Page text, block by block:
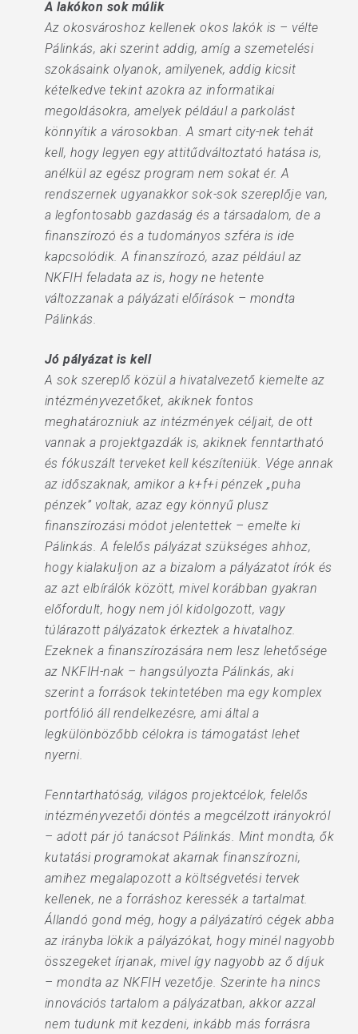
A lakókon sok múlik
Az okosvároshoz kellenek okos lakók is – vélte
Pálinkás, aki szerint addig, amíg a szemetelési
szokásaink olyanok, amilyenek, addig kicsit
kételkedve tekint azokra az informatikai
megoldásokra, amelyek például a parkolást
könnyítik a városokban. A smart city-nek tehát
kell, hogy legyen egy attitűdváltoztató hatása is,
anélkül az egész program nem sokat ér. A
rendszernek ugyanakkor sok-sok szereplője van,
a legfontosabb gazdaság és a társadalom, de a
finanszírozó és a tudományos szféra is ide
kapcsolódik. A finanszírozó, azaz például az
NKFIH feladata az is, hogy ne hetente
változzanak a pályázati előírások – mondta
Pálinkás.
Jó pályázat is kell
A sok szereplő közül a hivatalvezető kiemelte az
intézményvezetőket, akiknek fontos
meghatározniuk az intézmények céljait, de ott
vannak a projektgazdák is, akiknek fenntartható
és fókuszált terveket kell készíteniük. Vége annak
az időszaknak, amikor a k+f+i pénzek „puha
pénzek” voltak, azaz egy könnyű plusz
finanszírozási módot jelentettek – emelte ki
Pálinkás. A felelős pályázat szükséges ahhoz,
hogy kialakuljon az a bizalom a pályázatot írók és
az azt elbírálók között, mivel korábban gyakran
előfordult, hogy nem jól kidolgozott, vagy
túlárazott pályázatok érkeztek a hivatalhoz.
Ezeknek a finanszírozására nem lesz lehetősége
az NKFIH-nak – hangsúlyozta Pálinkás, aki
szerint a források tekintetében ma egy komplex
portfólió áll rendelkezésre, ami által a
legkülönbözőbb célokra is támogatást lehet
nyerni.
Fenntarthatóság, világos projektcélok, felelős
intézményvezetői döntés a megcélzott irányokról
– adott pár jó tanácsot Pálinkás. Mint mondta, ők
kutatási programokat akarnak finanszírozni,
amihez megalapozott a költségvetési tervek
kellenek, ne a forráshoz keressék a tartalmat.
Állandó gond még, hogy a pályázatíró cégek abba
az irányba lökik a pályázókat, hogy minél nagyobb
összegeket írjanak, mivel így nagyobb az ő díjuk
– mondta az NKFIH vezetője. Szerinte ha nincs
innovációs tartalom a pályázatban, akkor azzal
nem tudunk mit kezdeni, inkább más forrásra